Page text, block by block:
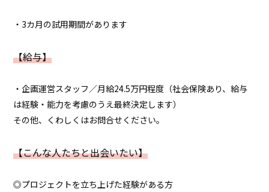
・3カ月の試用期間があります
【給与】
・企画運営スタッフ／月給24.5万円程度（社会保険あり、給与
は経験・能力を考慮のうえ最終決定します）
その他、くわしくはお問合せください。
【こんな人たちと出会いたい】
◎プロジェクトを立ち上げた経験がある方